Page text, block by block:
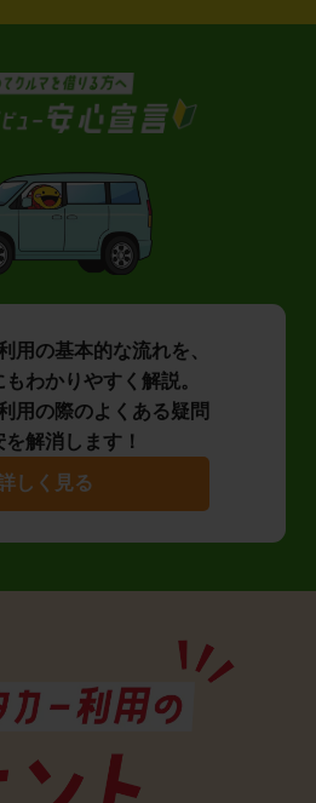
用の基本的な流れを、
わかりやすく解説。
用の際のよくある疑問
解消します！
しく見る